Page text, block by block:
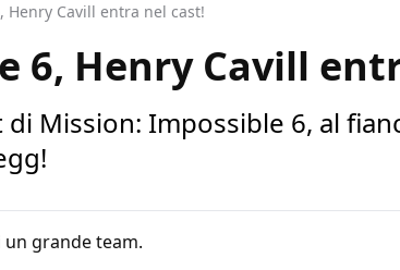
Henry Cavill entra nel cast!
6, Henry Cavill
Mission: Impossible 6, al
un grande team.